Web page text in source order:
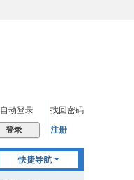
自动登录
找回密码
登录 注册
快捷导航